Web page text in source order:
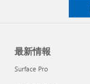
最新情報
Surface Pro